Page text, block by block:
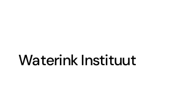
Waterink Instituut